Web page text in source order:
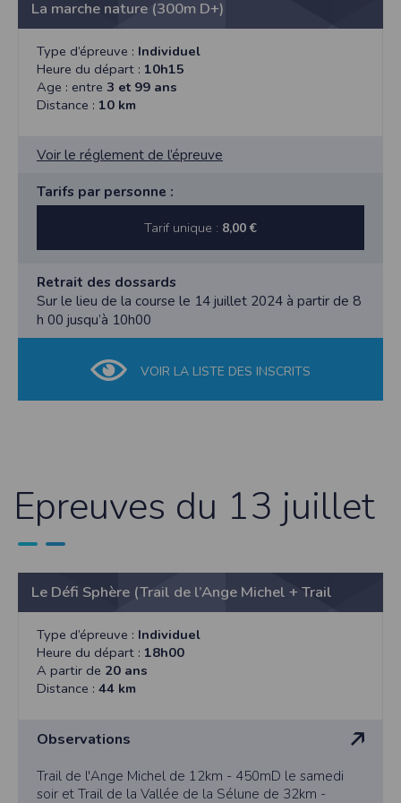
La marche nature (300m D+)
Type d’épreuve : Individuel
Heure du départ : 10h15
Age : entre 3 et 99 ans
Distance : 10 km
Voir le réglement de l’épreuve
Tarifs par personne :
Tarif unique : 8,00 €
Retrait des dossards
Sur le lieu de la course le 14 juillet 2024 à partir de 8
h 00 jusqu’à 10h00
VOIR LA LISTE DES INSCRITS
Epreuves du 13 juillet
Le Défi Sphère (Trail de l’Ange Michel + Trail
Vallée de Sélune)
Type d’épreuve : Individuel
Heure du départ : 18h00
A partir de 20 ans
Distance : 44 km
Observations
Trail de l'Ange Michel de 12km - 450mD le samedi
soir et Trail de la Vallée de la Sélune de 32km -
des informations à partir des photos que vous partagez.
Informations sur le paiement
Aucun paiement n'étant effectué dans l'application, aucune information sur
vos cartes de crédit ou de débit ne sera collectée.
This app requires camera permissions if the user is interested in uploading a
photo to the gallery. We collect information from the photos you share. This app
Payment information
No payment is made within the app, so no information about your credit or